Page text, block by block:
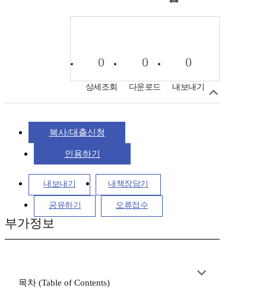
0
상세조회
0
다운로드
0
내보내기
복사/대출신청
인용하기
내보내기 내책장담기
공유하기 오류접수
부가정보
목차 (Table of Contents)